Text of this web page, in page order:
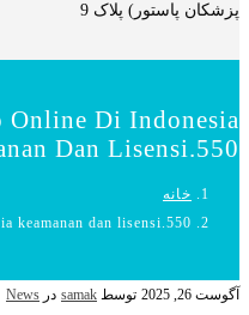
پزشکان پاستور) پلاک 9
Online Di Indonesia
Dan Lisensi.550
خانه
keamanan dan lisensi.550
آگوست 26, 2025 توسط samak در News